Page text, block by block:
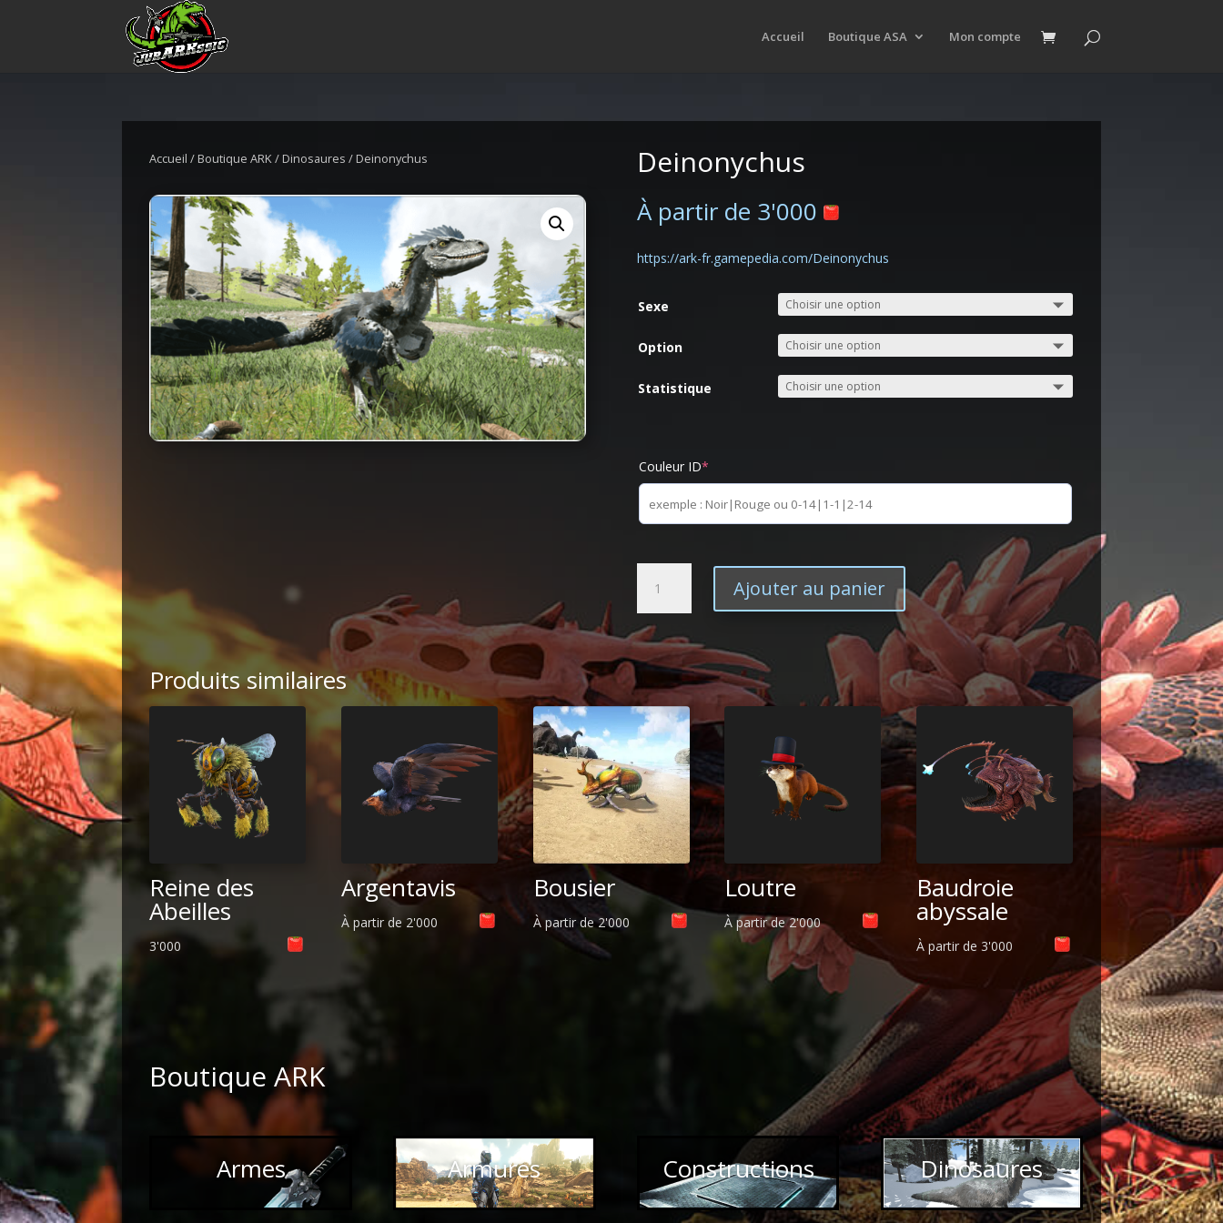
Accueil Boutique ASA Mon compte
Accueil / Boutique ARK/ Dinosaures / Deinonychus Deinonychus
À partir de 3'000
https://ark-fr.gamepedia.com/Deinonychus
Sexe
Option
Statistique
Couleur ID*
Deinonychus
Ajouter au panier
Produits similaires
Reine des
Abeilles
3'000
Argentavis
À partir de 2'000
Bousier
À partir de2'000
Loutre
À partir de2'000
Baudroie
abyssale
À partir de 3'000
Boutique ARK
Armes Armures Constructions Dinosaures